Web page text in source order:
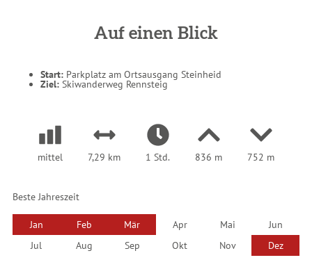
Auf einen Blick
Start: Parkplatz am Ortsausgang Steinheid
Ziel: Skiwanderweg Rennsteig
mittel 7,29 km 1 Std. 836 m 752 m
Beste Jahreszeit
Jan Feb Mär Apr Mai
Jun
Jul
Aug Sep Okt Nov Dez